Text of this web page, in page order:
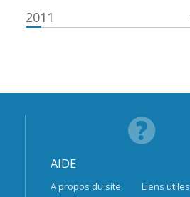
2011
AIDE
A propos du site Liens utiles